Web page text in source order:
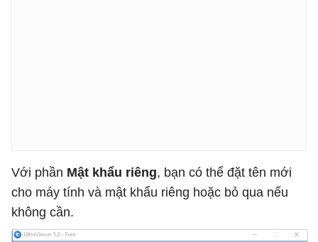
Với phần Mật khẩu riêng, bạn có thể đặt tên mới
cho máy tính và mật khẩu riêng hoặc bỏ qua nếu
không cần.